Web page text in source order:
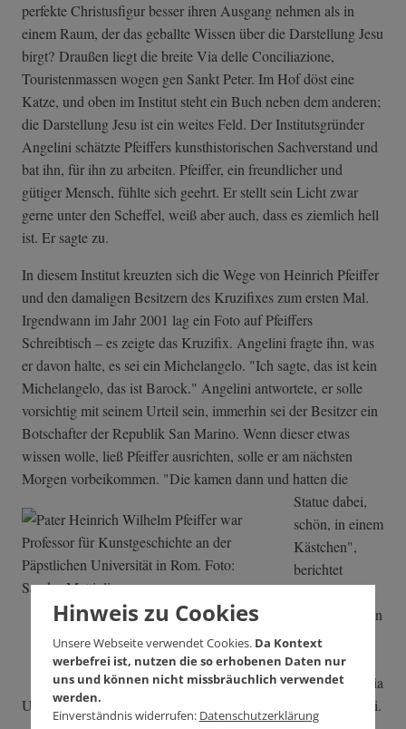
perfekte Christusfigur besser ihren Ausgang nehmen als in
einem Raum, der das geballte Wissen über die Darstellung Jesu
birgt? Draußen liegt die breite Via delle Conciliazione,
Touristenmassen wogen gen Sankt Peter. Im Hof döst eine
Katze, und oben im Institut steht ein Buch neben dem anderen;
die Darstellung Jesu ist ein weites Feld. Der Institutsgründer
Angelini schätzte Pfeiffers kunsthistorischen Sachverstand und
bat ihn, für ihn zu arbeiten. Pfeiffer, ein freundlicher und
gütiger Mensch, fühlte sich geehrt. Er stellt sein Licht zwar
gerne unter den Scheffel, weiß aber auch, dass es ziemlich hell
ist. Er sagte zu.
In diesem Institut kreuzten sich die Wege von Heinrich Pfeiffer
und den damaligen Besitzern des Kruzifixes zum ersten Mal.
Irgendwann im Jahr 2001 lag ein Foto auf Pfeiffers
Schreibtisch – es zeigte das Kruzifix. Angelini fragte ihn, was
er davon halte, es sei ein Michelangelo. "Ich sagte, das ist kein
Michelangelo, das ist Barock." Angelini antwortete, er solle
vorsichtig mit seinem Urteil sein, immerhin sei der Besitzer ein
Botschafter der Republik San Marino. Wenn dieser etwas
wissen wolle, ließ Pfeiffer ausrichten, solle er am nächsten
Morgen vorbeikommen. "Die kamen dann und hatten die
Statue dabei,
schön, in einem
Kästchen",
berichtet
Pfeiffer standen
der besagte
Botschafter,
Giacomo Maria
Ugolini, und dessen persönlicher Sekretär, Angelo Boccardelli.
Hinweis zu Cookies
Unsere Webseite verwendet Cookies. Da Kontext
werbefrei ist, nutzen die so erhobenen Daten nur
uns und können nicht missbräuchlich verwendet
werden.
Einverständnis widerrufen: Datenschutzerklärung